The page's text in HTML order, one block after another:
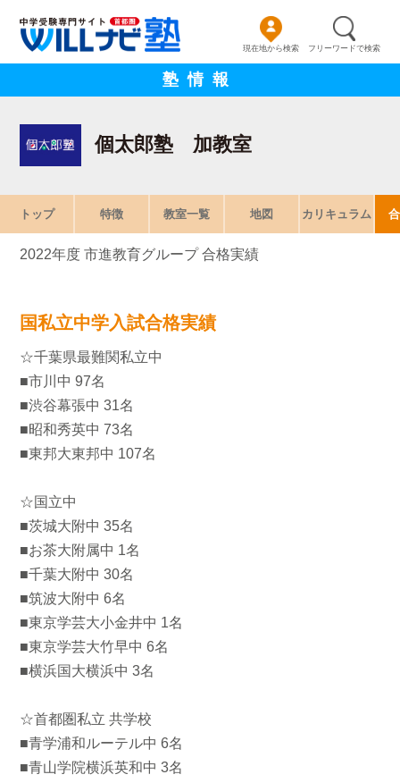
現在地から検索 フリーワードで検索
塾情報
個太郎塾 加教室
トップ 特徴 教室一覧 地図 カリキュラム
2022年度 市進教育グループ 合格実績
国私立中学入試合格実績
☆千葉県最難関私立中
■市川中 97名
■渋谷幕張中 31名
■昭和秀英中 73名
■東邦大東邦中 107名
☆国立中
■茨城大附中 35名
■お茶大附属中 1名
■千葉大附中 30名
■筑波大附中 6名
■東京学芸大小金井中 1名
■東京学芸大竹早中 6名
■横浜国大横浜中 3名
☆首都圏私立 共学校
■青学浦和ルーテル中 6名
■青山学院横浜英和中 3名